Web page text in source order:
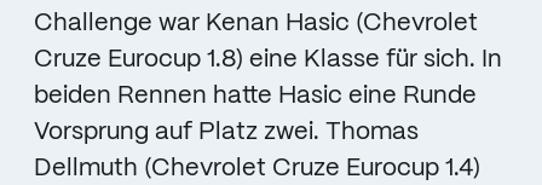
Challenge war Kenan Hasic (Chevrolet
Cruze Eurocup 1.8) eine Klasse für sich. In
beiden Rennen hatte Hasic eine Runde
Vorsprung auf Platz zwei. Thomas
Dellmuth (Chevrolet Cruze Eurocup 1.4)